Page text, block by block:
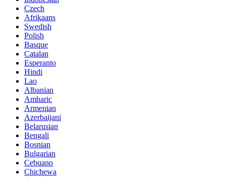
Czech
Afrikaans
Swedish
Polish
Basque
Catalan
Esperanto
Hindi
Lao
Albanian
Amharic
Armenian
Azerbaijani
Belarusian
Bengali
Bosnian
Bulgarian
Cebuano
Chichewa